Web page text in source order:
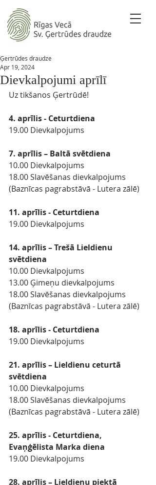
Dievkalpojumi aprīlī
Ģertrūdes draudze
Apr 19, 2024
Uz tikšanos Ģertrūdē!
4. aprīlis - Ceturtdiena
19.00 Dievkalpojums
7. aprīlis – Baltā svētdiena
10.00 Dievkalpojums
18.00 Slavēšanas dievkalpojums
(Baznīcas pagrabstāvā - Lutera zālē)
11. aprīlis - Ceturtdiena
19.00 Dievkalpojums
14. aprīlis – Trešā Lieldienu
svētdiena
10.00 Dievkalpojums
13.00 Ģimeņu dievkalpojums
18.00 Slavēšanas dievkalpojums
(Baznīcas pagrabstāvā - Lutera zālē)
18. aprīlis - Ceturtdiena
19.00 Dievkalpojums
21. aprīlis – Lieldienu ceturtā
svētdiena
10.00 Dievkalpojums
18.00 Slavēšanas dievkalpojums
(Baznīcas pagrabstāvā - Lutera zālē)
25. aprīlis - Ceturtdiena,
Evaņģēlista Marka diena
19.00 Dievkalpojums
28. aprīlis – Lieldienu piektā